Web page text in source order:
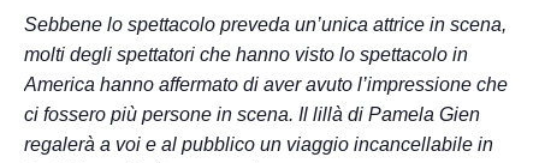
Sebbene lo spettacolo preveda un’unica attrice in scena,
molti degli spettatori che hanno visto lo spettacolo in
America hanno affermato di aver avuto l’impressione che
ci fossero più persone in scena. Il lillà di Pamela Gien
regalerà a voi e al pubblico un viaggio incancellabile in